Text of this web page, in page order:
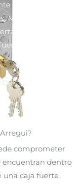
y No Urgente,
Motorización y
Blindadas y
y Puertas
comprometer
encuentran dentro
una caja fuerte